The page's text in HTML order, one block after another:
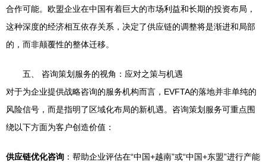
合作可能。欧盟企业在中国有着巨大的市场利益和长期的投资布局，
这种深度的经济相互依存关系，决定了供应链的调整将是渐进和局部
的，而非颠覆性的整体迁移。
五、 咨询策划服务的视角：应对之策与机遇
对于为企业提供战略咨询的服务机构而言，EVFTA的落地并非单纯的
风险信号，而是指明了区域化布局的新机遇。咨询策划服务可重点围
绕以下方面为客户创造价值：
供应链优化咨询 ：帮助企业评估在“中国+越南”或“中国+东盟”进行产能